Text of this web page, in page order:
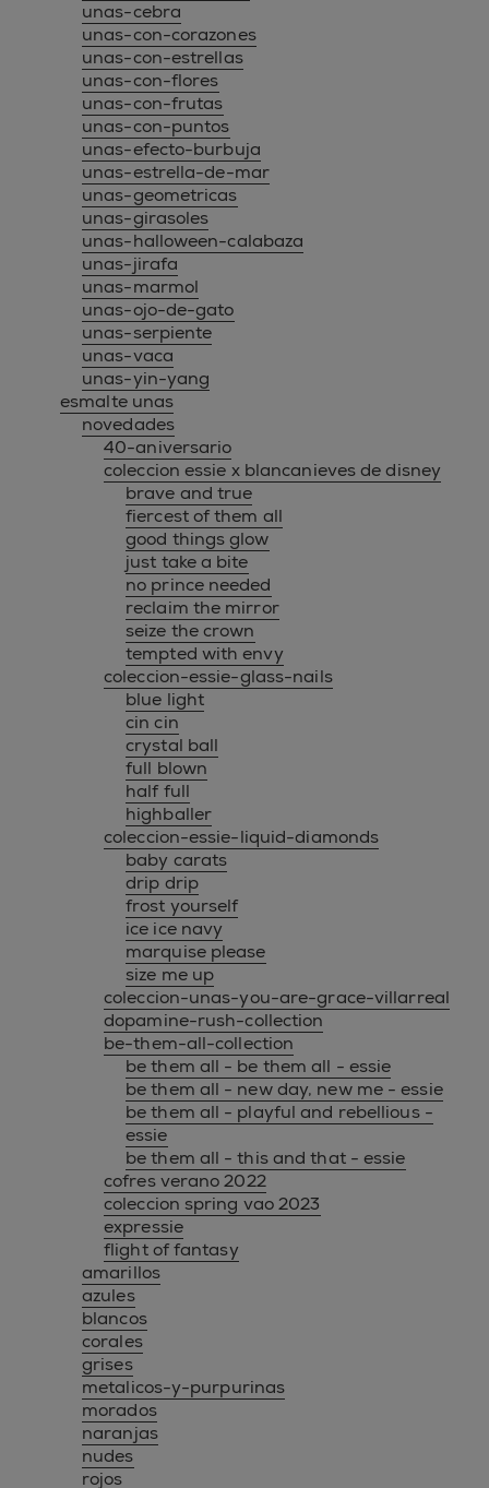
unas-cebra
unas-con-corazones
unas-con-estrellas
unas-con-flores
unas-con-frutas
unas-con-puntos
unas-efecto-burbuja
unas-estrella-de-mar
unas-geometricas
unas-girasoles
unas-halloween-calabaza
unas-jirafa
unas-marmol
unas-ojo-de-gato
unas-serpiente
unas-vaca
unas-yin-yang
esmalte unas
novedades
40-aniversario
coleccion essie x blancanieves de disney
brave and true
fiercest of them all
good things glow
just take a bite
no prince needed
reclaim the mirror
seize the crown
tempted with envy
coleccion-essie-glass-nails
blue light
cin cin
crystal ball
full blown
half full
highballer
coleccion-essie-liquid-diamonds
baby carats
drip drip
frost yourself
ice ice navy
marquise please
size me up
coleccion-unas-you-are-grace-villarreal
dopamine-rush-collection
be-them-all-collection
be them all - be them all - essie
be them all - new day, new me - essie
be them all - playful and rebellious -
essie
be them all - this and that - essie
cofres verano 2022
coleccion spring vao 2023
expressie
flight of fantasy
amarillos
azules
blancos
corales
grises
metalicos-y-purpurinas
morados
naranjas
nudes
rojos